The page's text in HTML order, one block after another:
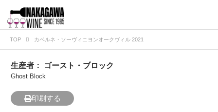
TOP カベルネ・ソーヴィニヨンオークヴィル 2021
生産者： ゴースト・ブロック
Ghost Block
印刷する